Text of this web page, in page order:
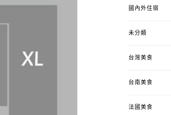
國內外住宿
未分類
台灣美食
台南美食
法國美食